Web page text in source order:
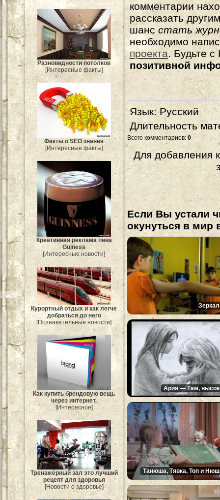
Разновидности потолков
[Интересные факты]
Факты о SEO знания
[Интересные факты]
Креативная реклама пива
Guiness
[Интересные новости]
Курортный отдых и как легче
добраться до него
[Познавательные новости]
Как купить брендовую вещь
через интернет.
[Интересное]
Тренажёрный зал это лучший
рецепт для здоровья
[Новости о здоровье]
комментарии
рассказать
шансстать
необходимо
проекта. Будьте
позитивной
Язык: Русский
Длительность
Всего комментариев:0
Для добавления
Если Вы устали
окунуться в мир
Ария — Там,
Танюша, Тявка, Топ и